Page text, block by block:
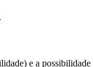
e a